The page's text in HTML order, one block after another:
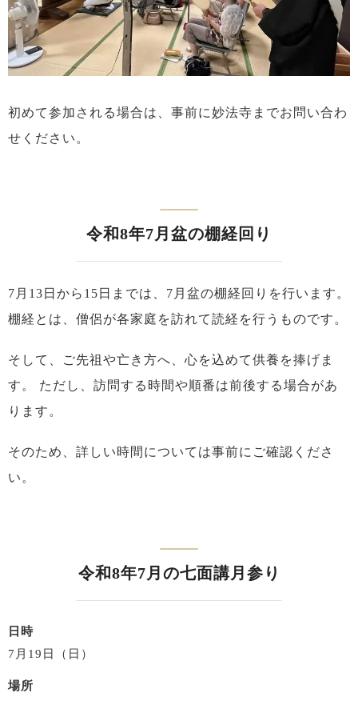
初めて参加される場合は、事前に妙法寺までお問い合わ
せください。
令和8年7月盆の棚経回り
7月13日から15日までは、7月盆の棚経回りを行います。
棚経とは、僧侶が各家庭を訪れて読経を行うものです。
そして、ご先祖や亡き方へ、心を込めて供養を捧げま
す。
ただし、訪問する時間や順番は前後する場合があ
ります。
そのため、詳しい時間については事前にご確認くださ
い。
令和8年7月の七面講月参り
日時
7月19日（日）
場所